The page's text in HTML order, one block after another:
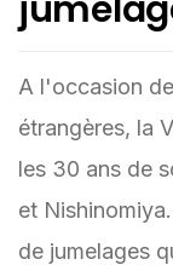
A l'occasion
étrangères, la
les 30 ans de
et
de jumelages